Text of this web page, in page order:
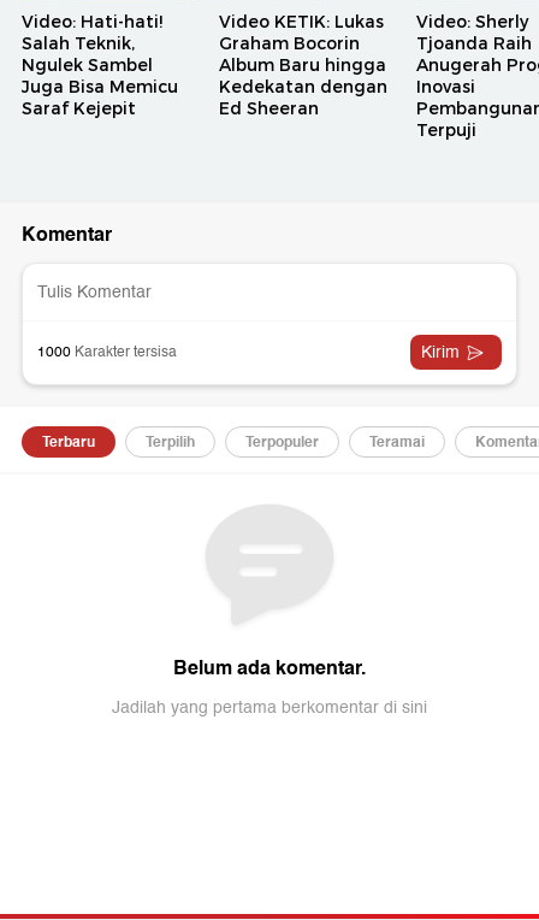
Video: Hati-hati!
Salah Teknik,
Ngulek Sambel
Juga Bisa Memicu
Saraf Kejepit
Video KETIK: Lukas
Graham Bocorin
Album Baru hingga
Kedekatan dengan
Ed Sheeran
Video: Sherly
Tjoanda Raih
Anugerah
Inovasi
Terpuji